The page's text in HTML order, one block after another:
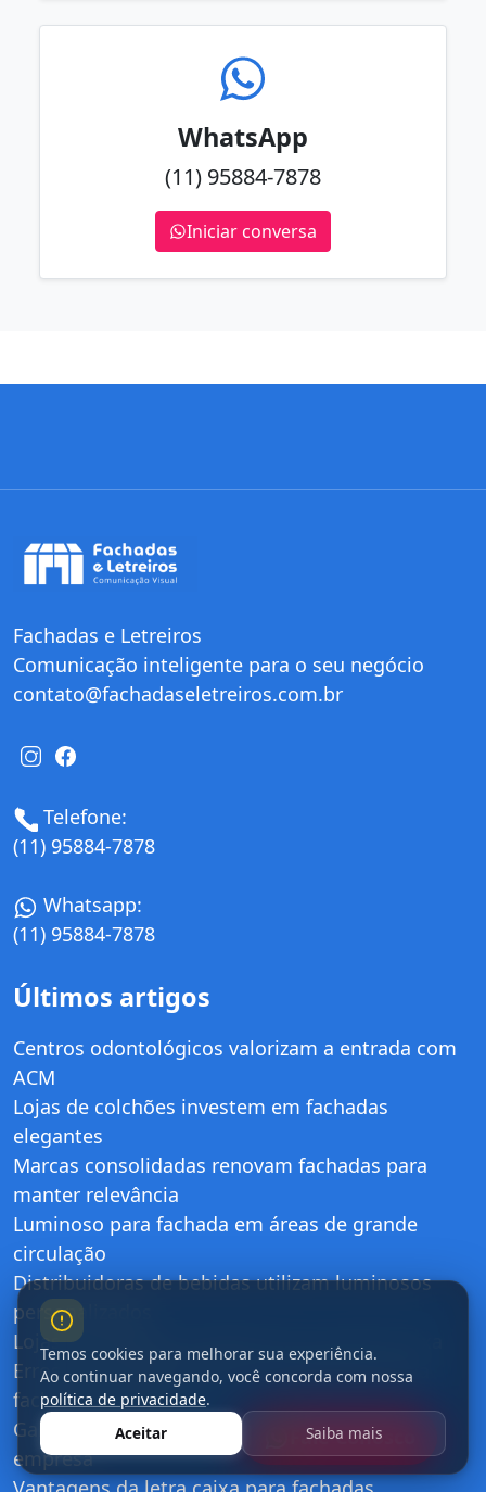
Fale Conosco
WhatsApp
(11) 95884-7878
Iniciar conversa
Fachadas e Letreiros
Comunicação inteligente para o seu negócio
contato@fachadaseletreiros.com.br
Telefone:
(11) 95884-7878
Whatsapp:
(11) 95884-7878
Últimos artigos
Centros odontológicos valorizam a entrada com
ACM
Lojas de colchões investem em fachadas
elegantes
Marcas consolidadas renovam fachadas para
manter relevância
Luminoso para fachada em áreas de grande
circulação
Distribuidoras de bebidas utilizam luminosos
personalizados
Lojas de calçados se destacam com letra caixa
Erros que comprometem o resultado de uma
fachada comercial
Galpões industriais reforçam a identidade da
empresa
Temos cookies para melhorar sua experiência.
Ao continuar navegando, você concorda com nossa
política de privacidade.
Aceitar
Saiba mais